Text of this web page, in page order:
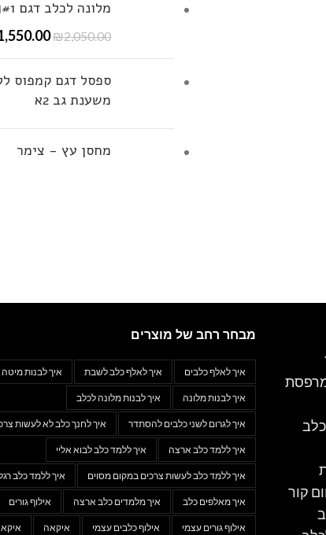
מלונה לכלב דגם Lucky#1
₪2,050.00
ספסל דגם קמפוס
משענת גב 2א
מחסן עץ - צימר
קור
מבחר רחב של מוצרים
איך לאלף כלבים איך לאלף כלב לשבת איך לבנות
איך לבנות מלונה איך לבנות מלונה לכלב
איך לגרום לשני כלבים להסתדר איך לחנך כלב לא לעשות
איך ללמד כלב ארצה איך ללמד כלב לבוא אליי
איך ללמד כלב לעשות צרכים במקום מסוים איך ללמד כלב
איך מאלפים כלב איך מלמדים כלב ארצה אילוף גורים
אילוף גורים עצמי אילוף כלבים עצמי איקאה